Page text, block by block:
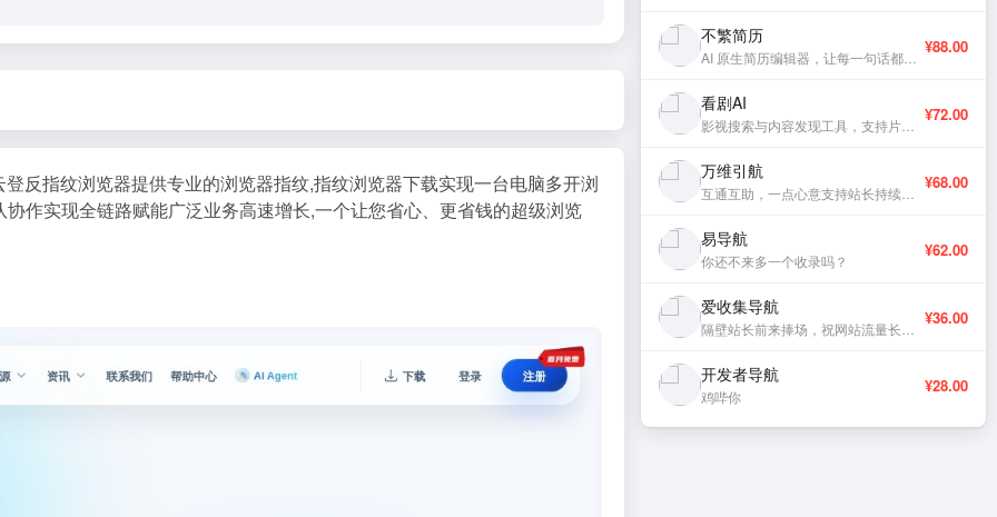
反指纹浏览器提供专业的浏览器指纹,指纹浏览器下载实现一台电脑多开浏
作实现全链路赋能广泛业务高速增长,一个让您省心、更省钱的超级浏览
不繁简历 ¥88.00
看剧AI ¥72.00
万维引航 ¥68.00
易导航
你还不来多一个收录吗？
¥62.00
爱收集导航 ¥36.00
开发者导航
鸡哔你
¥28.00